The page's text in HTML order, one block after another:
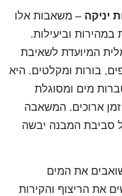
יניקה – משאבות אלו
במהירות וביעילות.
המיועדת לשאיבת
בורות ומקלטים. היא
מים ומסוגלת
ארוכים. המשאבה
סביבת המבנה יבשה
את המים
את הריצוף והקירות